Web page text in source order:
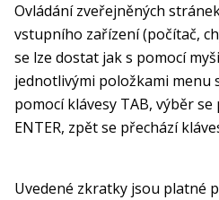
Ovládání zveřejněných
vstupního zařízení (počítač,
se lze dostat jak s pomocí
jednotlivými položkami menu
pomocí klávesy TAB, výběr
ENTER, zpět se přechází
Uvedené zkratky jsou platné